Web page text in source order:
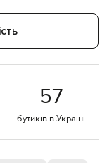
57
бутиків в Україні